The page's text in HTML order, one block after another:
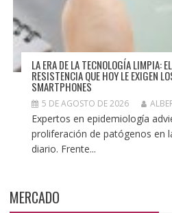
LA ERA DE LA TECNOLOGÍA LIMPIA:
RESISTENCIA QUE HOY LE EXIGEN
SMARTPHONES
5 DE AGOSTO DE 2026
Expertos en epidemiología
proliferación de patógenos en
diario. Frente...
MERCADO